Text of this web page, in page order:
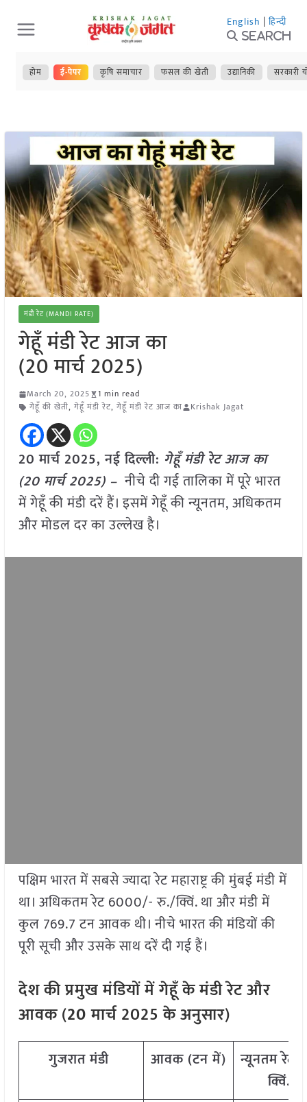
Skip
to
content
English | हिन्दी
Search
होम ई-पेपर कृषि समाचार फसल की खेती उद्यानिकी सरकारी
मंडी रेट (MANDI RATE)
गेहूँ मंडी रेट आज का
(20 मार्च 2025)
March 20, 2025
1 min read
गेहूँ की खेती, गेहूँ मंडी रेट, गेहूँ मंडी रेट आज का Krishak Jagat
20 मार्च 2025, नई दिल्ली: गेहूँ मंडी रेट आज का
(20 मार्च 2025) – नीचे दी गई तालिका में पूरे भारत
में गेहूँ की मंडी दरें हैं। इसमें गेहूँ की न्यूनतम, अधिकतम
और मोडल दर का उल्लेख है।
पक्षिम भारत में सबसे ज्यादा रेट महाराष्ट्र की मुंबई मंडी में
था। अधिकतम रेट 6000/- रु./क्विं. था और मंडी में
कुल 769.7 टन आवक थी। नीचे भारत की मंडियों की
पूरी सूची और उसके साथ दरें दी गई हैं।
देशकीप्रमुखमंडियोंमेंगेहूँकेमंडीरेटऔर
आवक(20मार्च2025 केअनुसार)
गुजरातमंडी आवक(टनमें) न्यूनतमरेट
क्विं.)